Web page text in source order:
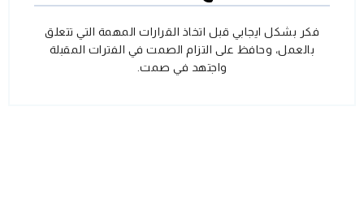
فكر بشكل ايجابي قبل اتخاذ القرارات المهمة التي تتعلق
بالعمل، وحافظ على التزام الصمت في الفترات المقبلة
واجتهد في صمت.